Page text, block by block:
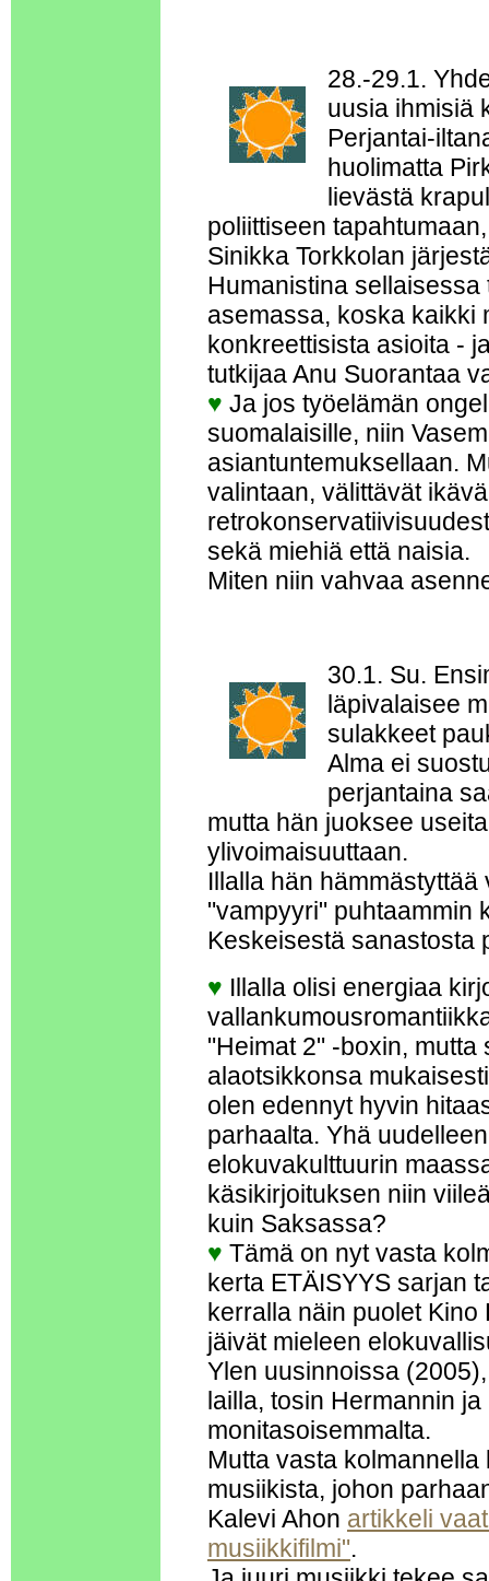
28.-29.1.
uusia ihmisiä
Perjantai-
huolimatta
lievästä
poliittiseen
Sinikka Torkkolan
Humanistina
asemassa, koska kaikki
konkreettisista asioita -
tutkijaa Anu Suorantaa
♥ Ja jos työelämän
suomalaisille, niin
asiantuntemuksellaan.
valintaan, välittävät
sekä miehiä että naisia.
Miten niin vahvaa
30.1. Su.
läpivalaisee
sulakkeet
Alma ei
perjantaina
mutta hän juoksee
ylivoimaisuuttaan.
Illalla hän
"vampyyri" puhtaammin
Keskeisestä sanastosta
♥ Illalla olisi energiaa
"Heimat 2" -boxin,
alaotsikkonsa
olen edennyt hyvin
parhaalta. Yhä
elokuvakulttuurin
käsikirjoituksen niin
kuin Saksassa?
♥ Tämä on nyt vasta
kerta ETÄISYYS sarjan
kerralla näin puolet
jäivät mieleen
Ylen uusinnoissa
lailla, tosin Hermannin
monitasoisemmalta.
Mutta vasta
musiikista, johon
Kalevi Ahon artikkeli
musiikkifilmi".